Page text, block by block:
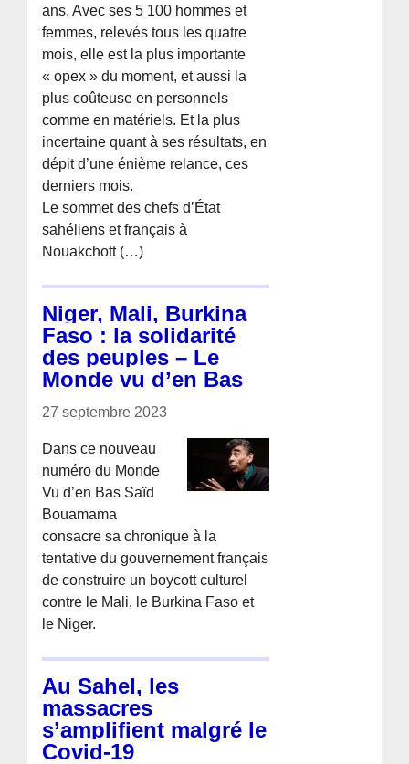
ans. Avec ses 5 100 hommes et
femmes, relevés tous les quatre
mois, elle est la plus importante
« opex » du moment, et aussi la
plus coûteuse en personnels
comme en matériels. Et la plus
incertaine quant à ses résultats, en
dépit d’une énième relance, ces
derniers mois.
Le sommet des chefs d’État
sahéliens et français à
Nouakchott (…)
Niger, Mali, Burkina
Faso : la solidarité
des peuples – Le
Monde vu d’en Bas
27 septembre 2023
Dans ce nouveau
numéro du Monde
Vu d’en Bas Saïd
Bouamama
consacre sa chronique à la
tentative du gouvernement français
de construire un boycott culturel
contre le Mali, le Burkina Faso et
le Niger.
Au Sahel, les
massacres
s’amplifient malgré le
Covid-19